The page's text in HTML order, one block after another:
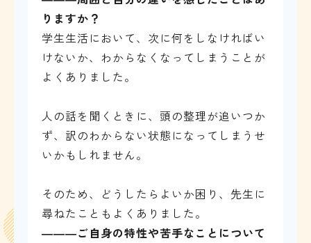
りますか？
学生生活において、次に何をしなければい
けないか、わからなくなってしまうことが
よくありました。
人の話を聞くときに、頭の整理が追いつか
ず、訳のわからない状態になってしまうせ
いかもしれません。
そのため、どうしたらよいか困り、先生に
尋ねたこともよくありました。
―――ご自身の特性や苦手なことについて